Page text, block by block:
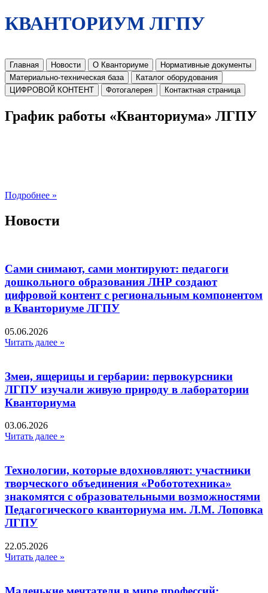
КВАНТОРИУМ ЛГПУ
Главная Новости О Кванториуме
Нормативные документы
Материально-техническая база
Каталог оборудования
ЦИФРОВОЙ КОНТЕНТ
Фотогалерея Контактная страница
График работы «Кванториума» ЛГПУ
Подробнее »
Новости
Сами снимают, сами монтируют: педагоги
дошкольного образования ЛНР создают
цифровой контент с региональным компонентом
в Кванториуме ЛГПУ​
05.06.2026
Читать далее »
Змеи, ящерицы и гербарии: первокурсники
ЛГПУ изучали живую природу в лаборатории
Кванториума
03.06.2026
Читать далее »
Технологии, которые вдохновляют: участники
творческого объединения «Робототехника»
знакомятся с образовательными возможностями
Педагогического кванториума им. Л.М. Лоповка
ЛГПУ
22.05.2026
Читать далее »